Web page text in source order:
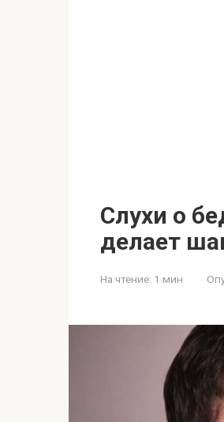
Слухи о
делает
На чтение: 1 мин